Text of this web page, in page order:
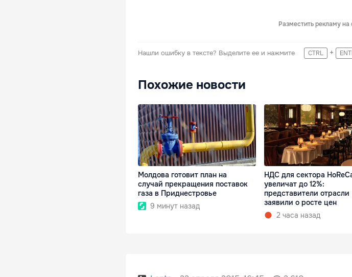
Разместить рекламу на
Нашли ошибку в тексте? Выделите ее и нажмите CTRL +
Похожие новости
Молдова готовит план на
случай прекращения поставок
газа в Приднестровье
9 минут назад
НДС для сектора
увеличат до 12%:
представители отрасли
заявили о росте цен
2 часа назад